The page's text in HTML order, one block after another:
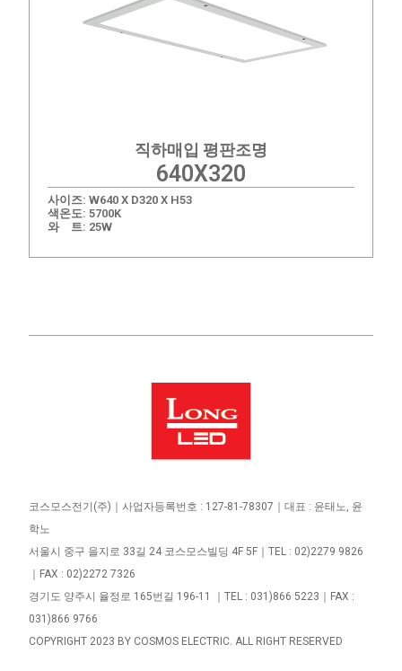
직하매입 평판조명​
640X320
사이즈: W640 X D320 X H53
색온도: 5700K
와 트: 25W
코스모스전기 (주)
｜사업자등록번호 : 127-81-78307｜대표 : 윤태노, 윤
학노
서울시 중구 을지로 33길 24 코스모스빌딩 4F 5F｜TEL : 02)2279 9826
｜FAX : 02)2272 7326
경기도 양주시 율정로 165번길 196-11 ｜TEL : 031)866 5223｜FAX :
031)866 9766
COPYRIGHT 2023 BY COSMOS ELECTRIC. ALL RIGHT RESERVED